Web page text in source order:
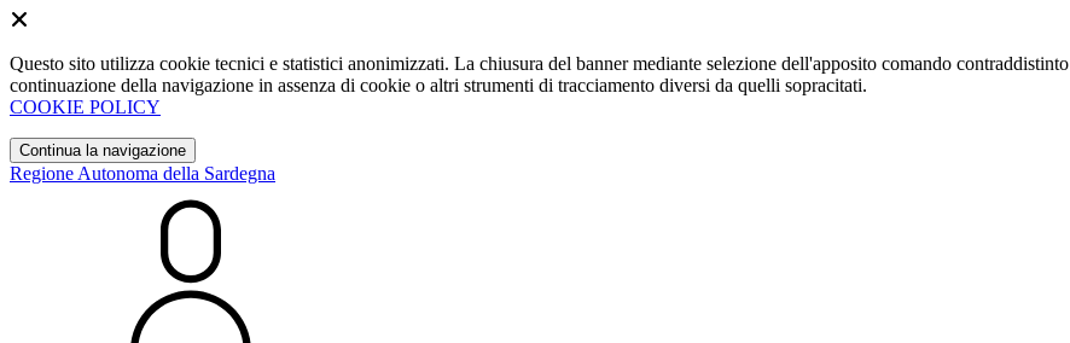
Questo sito utilizza cookie tecnici e statistici anonimizzati. La chiusura del banner mediante selezione dell'apposito comando
continuazione della navigazione in assenza di cookie o altri strumenti di tracciamento diversi da quelli sopracitati.
COOKIE POLICY
Continua la navigazione
Regione Autonoma della Sardegna